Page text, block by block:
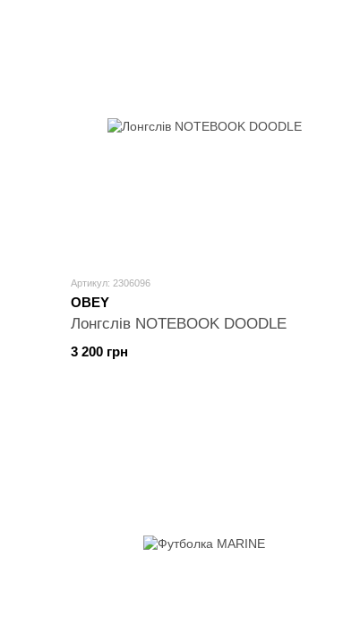
Артикул: 2306096
OBEY
Лонгслів NOTEBOOK DOODLE
3 200 грн